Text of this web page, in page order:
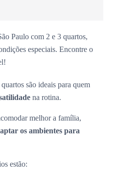
Paulo com 2 e 3 quartos,
especiais. Encontre o
são ideais para quem
na rotina.
melhor a família,
os ambientes para
estão: